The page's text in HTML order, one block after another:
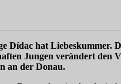
Dídac hat Liebeskummer.
Jungen verändert den
an der Donau.